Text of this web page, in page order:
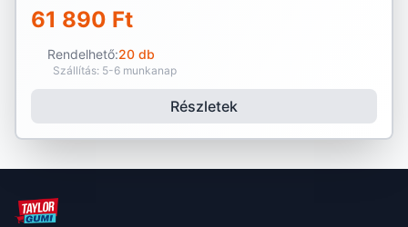
61 890 Ft
Rendelhető:20 db
Szállítás: 5-6 munkanap
Részletek